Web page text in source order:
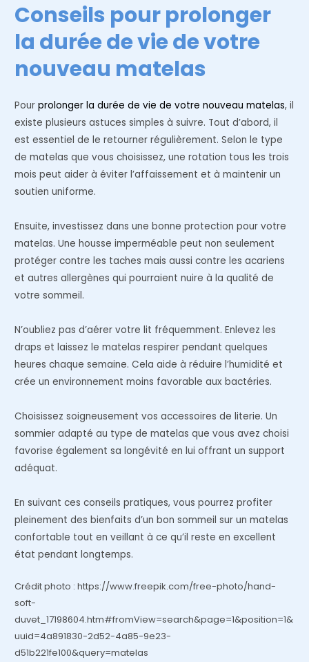
Conseils pour prolonger
la durée de vie de votre
nouveau matelas
Pourprolonger la durée de vie de votre nouveau matelas, il
existe plusieurs astuces simples à suivre. Tout d’abord, il
est essentiel de le retourner régulièrement. Selon le type
de matelas que vous choisissez, une rotation tous les trois
mois peut aider à éviter l’affaissement et à maintenir un
soutien uniforme.
Ensuite, investissez dans une bonne protection pour votre
matelas. Une housse imperméable peut non seulement
protéger contre les taches mais aussi contre les acariens
et autres allergènes qui pourraient nuire à la qualité de
votre sommeil.
N’oubliez pas d’aérer votre lit fréquemment. Enlevez les
draps et laissez le matelas respirer pendant quelques
heures chaque semaine. Cela aide à réduire l’humidité et
crée un environnement moins favorable aux bactéries.
Choisissez soigneusement vos accessoires de literie. Un
sommier adapté au type de matelas que vous avez choisi
favorise également sa longévité en lui offrant un support
adéquat.
En suivant ces conseils pratiques, vous pourrez profiter
pleinement des bienfaits d’un bon sommeil sur un matelas
confortable tout en veillant à ce qu’il reste en excellent
état pendant longtemps.
Crédit photo : https://www.freepik.com/free-photo/hand-
soft-
duvet_17198604.htm#fromView=search&page=1&position=1&
uuid=4a891830-2d52-4a85-9e23-
d51b221fe100&query=matelas